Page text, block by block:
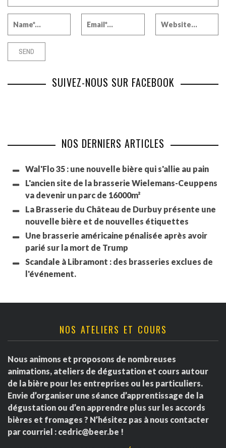
SUIVEZ-NOUS SUR FACEBOOK
NOS DERNIERS ARTICLES
Wal'Flo 35 : une nouvelle bière qui s'allie au pain
L'ancien site de la brasserie Wielemans-Ceuppens
va devenir un parc de 16000m²
La Brasserie du Château de Durbuy présente une
nouvelle bière et de nouvelles étiquettes
Une brasserie américaine pénalisée après avoir
parié sur la mort de Trump
Scandale à Libramont : des brasseries exclues de
l'événement.
NOS ATELIERS ET COURS
Nous animons et proposons de nombreuses
animations, ateliers de dégustation et cours autour
de la bière pour les entreprises ou les particuliers.
Envie d’organiser une séance d’apprentissage de la
dégustation ou d’en apprendre plus sur les accords
bières et fromages ? N’hésitez pas à nous contacter
par courriel : cedric@beer.be !